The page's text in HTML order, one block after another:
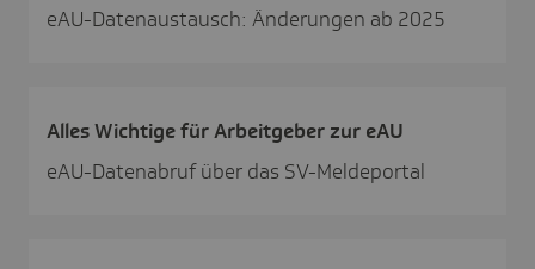
eAU-Datenaustausch: Änderungen ab 2025
Alles Wich­tige für Arbeit­geber zur eAU
eAU-Datenabruf über das SV-Meldeportal